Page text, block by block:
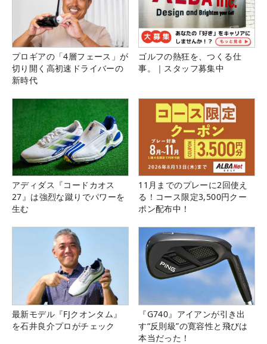
プロギアの「4層フェース」が
切り開く高初速ドライバーの
新時代
ゴルフの熱狂を、つくる仕
事。｜スタッフ募集中
アディダス『コードカオス
27』は強烈な蹴りでパワーを
生む
11月までのプレーに2回使え
る！コース限定3,500円クー
ポン配布中！
最新モデル『FJクオンタム』
を石井良介プロがチェック
『G740』アイアンが引き出
す“反則級”の寛容性と飛びは
本当だった！